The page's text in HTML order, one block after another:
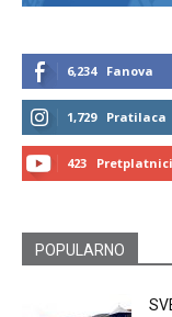
6,234 Fanova
1,729 Pratilaca
423 Pretplatnici
POPULARNO